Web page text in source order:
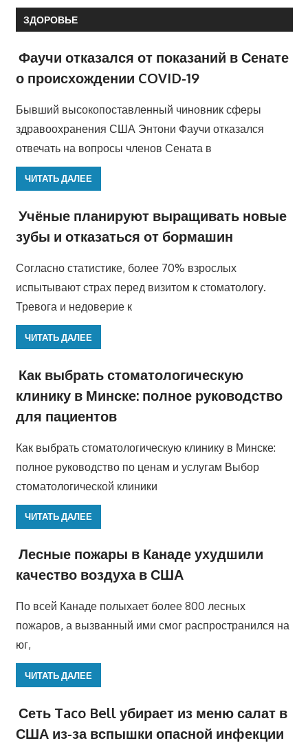
ЗДОРОВЬЕ
Фаучи отказался от показаний в Сенате
о происхождении COVID-19
Бывший высокопоставленный чиновник сферы
здравоохранения США Энтони Фаучи отказался
отвечать на вопросы членов Сената в
ЧИТАТЬ ДАЛЕЕ
Учёные планируют выращивать новые
зубы и отказаться от бормашин
Согласно статистике, более 70% взрослых
испытывают страх перед визитом к стоматологу.
Тревога и недоверие к
ЧИТАТЬ ДАЛЕЕ
Как выбрать стоматологическую
клинику в Минске: полное руководство
для пациентов
Как выбрать стоматологическую клинику в Минске:
полное руководство по ценам и услугам Выбор
стоматологической клиники
ЧИТАТЬ ДАЛЕЕ
Лесные пожары в Канаде ухудшили
качество воздуха в США
По всей Канаде полыхает более 800 лесных
пожаров, а вызванный ими смог распространился на
юг,
ЧИТАТЬ ДАЛЕЕ
Сеть Taco Bell убирает из меню салат в
США из-за вспышки опасной инфекции